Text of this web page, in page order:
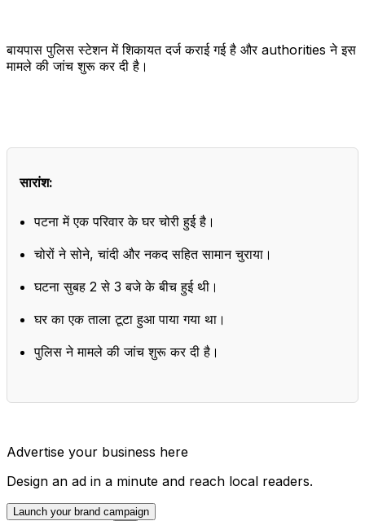
बायपास पुलिस स्टेशन में शिकायत दर्ज कराई गई है और authorities ने इस
मामले की जांच शुरू कर दी है।
सारांश:
पटना में एक परिवार के घर चोरी हुई है।
चोरों ने सोने, चांदी और नकद सहित सामान चुराया।
घटना सुबह 2 से 3 बजे के बीच हुई थी।
घर का एक ताला टूटा हुआ पाया गया था।
पुलिस ने मामले की जांच शुरू कर दी है।
Advertise your business here
Design an ad in a minute and reach local readers.
Launch your brand campaign